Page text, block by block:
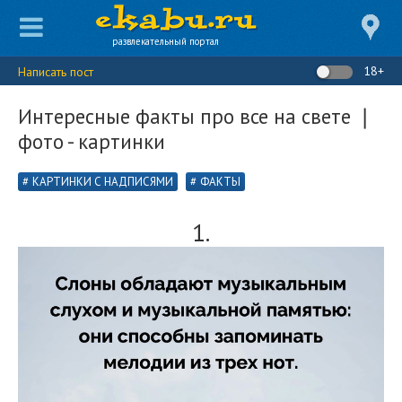
развлекательный портал
Написать пост 18+
Интересные факты про все на свете ❘
фото - картинки
КАРТИНКИ С НАДПИСЯМИ ФАКТЫ
1.